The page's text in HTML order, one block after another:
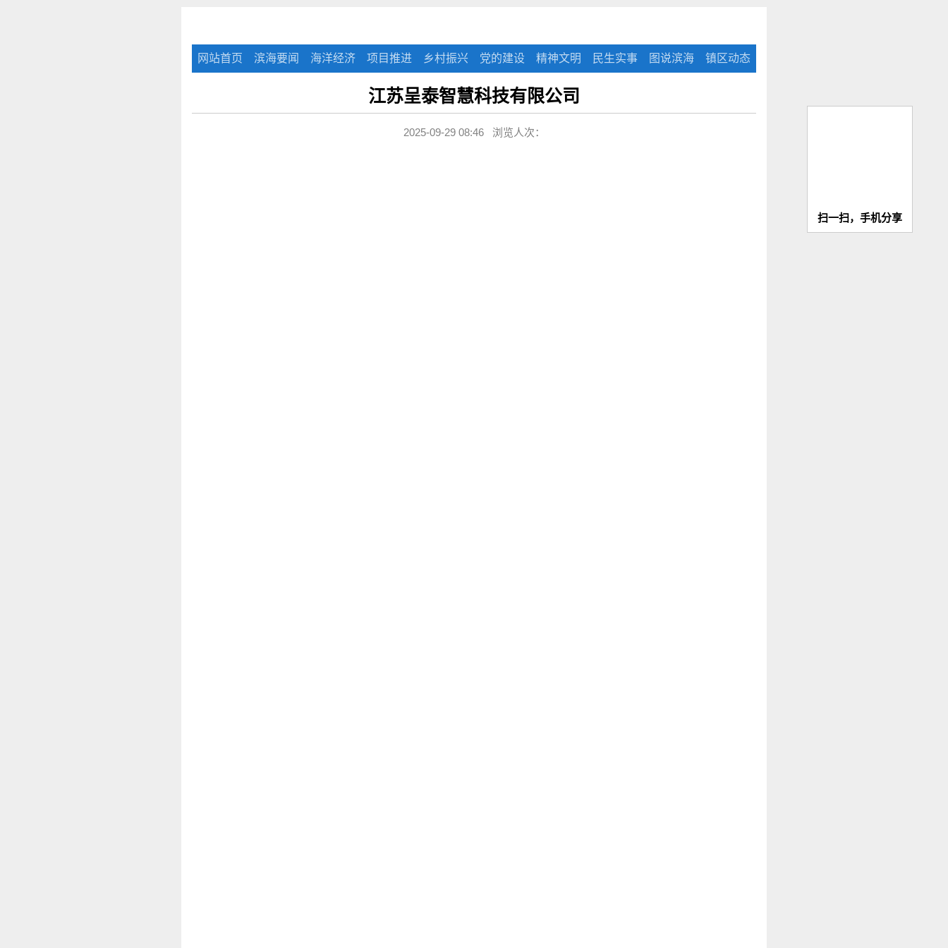
网站首页 滨海要闻 海洋经济 项目推进 乡村振兴 党的建设 精神文明 民生实事 图说滨海 镇区动态
江苏呈泰智慧科技有限公司
2025-09-29 08:46 浏览人次：
扫一扫，手机分享